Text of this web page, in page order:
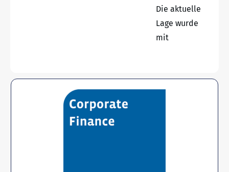
Die aktuelle
Lage wurde
mit